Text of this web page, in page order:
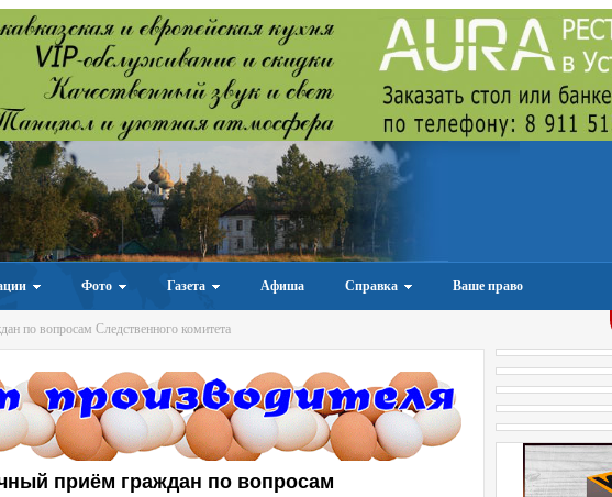
Фото Газета Афиша Справка Ваше право
по вопросам Следственного комитета
приём граждан по вопросам